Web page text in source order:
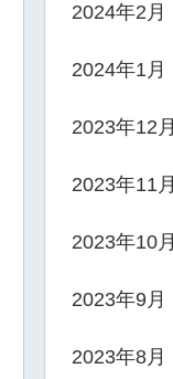
2024年2月
2024年1月
2023年12月
2023年11月
2023年10月
2023年9月
2023年8月